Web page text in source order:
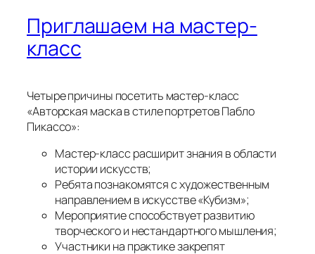
Приглашаем на мастер-
класс
Четыре причины посетить мастер-класс
«Авторская маска в стиле портретов Пабло
Пикассо»:
Мастер-класс расширит знания в области
истории искусств;
Ребята познакомятся с художественным
направлением в искусстве «Кубизм»;
Мероприятие способствует развитию
творческого и нестандартного мышления;
Участники на практике закрепят